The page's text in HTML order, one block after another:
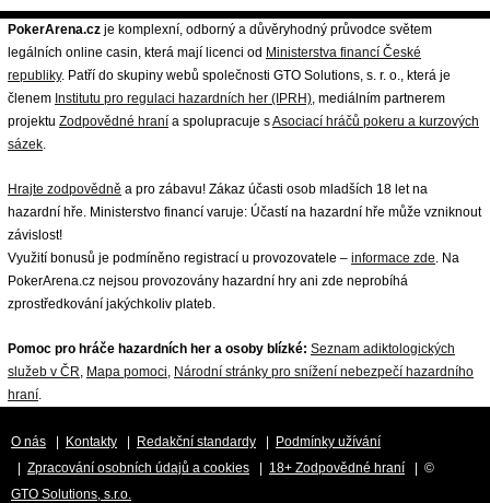
PokerArena.cz je komplexní, odborný a důvěryhodný průvodce světem
legálních online casin, která mají licenci od Ministerstva financí České
republiky. Patří do skupiny webů společnosti GTO Solutions, s. r. o., která je
členem Institutu pro regulaci hazardních her (IPRH), mediálním partnerem
projektu Zodpovědné hraní a spolupracuje sAsociací hráčů pokeru a kurzových
sázek.
Hrajte zodpovědně a pro zábavu! Zákaz účasti osob mladších 18 let na
hazardní hře. Ministerstvo financí varuje: Účastí na hazardní hře může vzniknout
závislost!
Využití bonusů je podmíněno registrací u provozovatele – informace zde. Na
PokerArena.cz nejsou provozovány hazardní hry ani zde neprobíhá
zprostředkování jakýchkoliv plateb.
Pomoc pro hráče hazardních her a osoby blízké: Seznam adiktologických
služeb v ČR, Mapa pomoci, Národní stránky pro snížení nebezpečí hazardního
hraní.
O nás Kontakty Redakční standardy
Podmínky užívání
Zpracování osobních údajů a cookies 18+ Zodpovědné hraní
| ©
GTO Solutions, s.r.o.